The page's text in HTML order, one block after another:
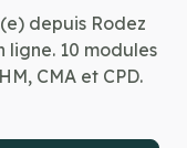
depuis Rodez
10 modules
CMA et CPD.